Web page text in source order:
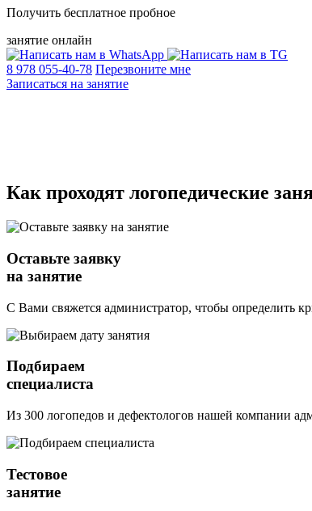
Получить бесплатное пробное
занятие онлайн
8 978 055-40-78 Перезвоните мне
Записаться на занятие
Как проходят логопедические
Оставьте заявку
на занятие
С Вами свяжется администратор, чтобы определить
Подбираем
специалиста
Из 300 логопедов и дефектологов нашей компании
Тестовое
занятие